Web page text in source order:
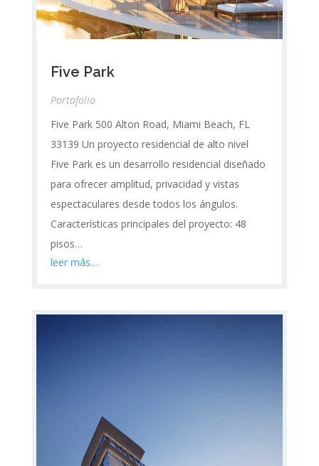
Five Park
Portafolio
Five Park 500 Alton Road, Miami Beach, FL
33139 Un proyecto residencial de alto nivel
Five Park es un desarrollo residencial diseñado
para ofrecer amplitud, privacidad y vistas
espectaculares desde todos los ángulos.
Características principales del proyecto: 48
pisos…
leer más…